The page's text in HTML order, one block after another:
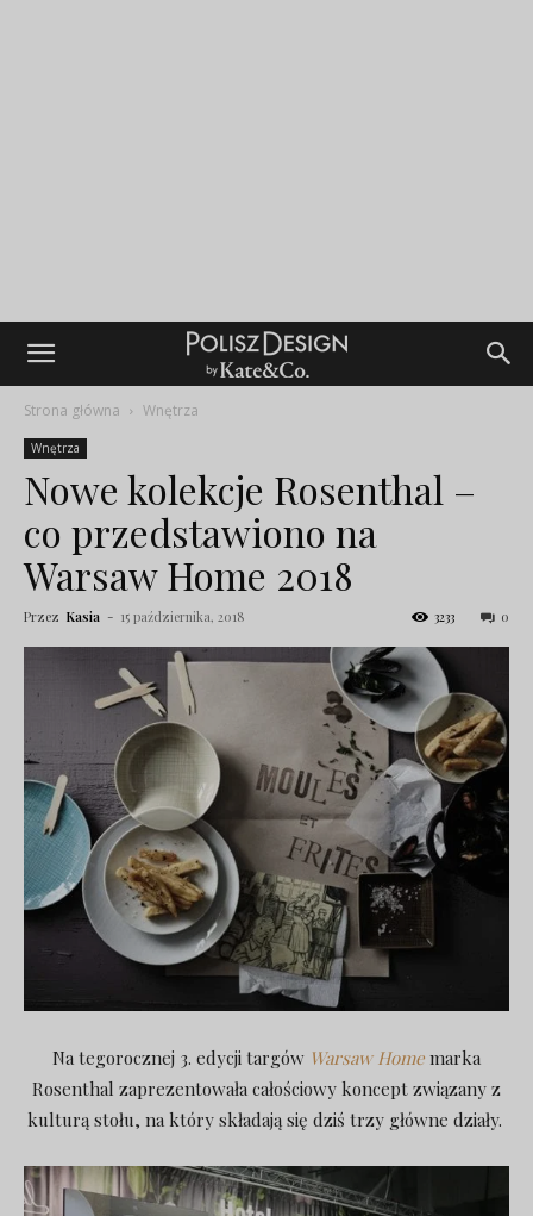
Strona główna Wnętrza
Wnętrza
Nowe kolekcje Rosenthal –
co przedstawiono na
Warsaw Home 2018
Przez Kasia - 15 października, 2018 0
3233
Na tegorocznej 3. edycji targów Warsaw Home marka
Rosenthal zaprezentowała całościowy koncept związany z
kulturą stołu, na który składają się dziś trzy główne działy.